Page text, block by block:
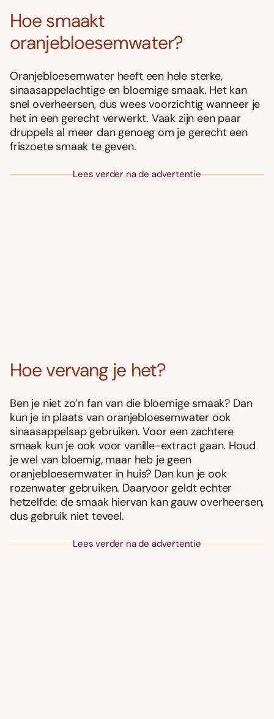
Hoe smaakt
oranjebloesemwater?
Oranjebloesemwater heeft een hele sterke,
sinaasappelachtige en bloemige smaak. Het kan
snel overheersen, dus wees voorzichtig wanneer je
het in een gerecht verwerkt. Vaak zijn een paar
druppels al meer dan genoeg om je gerecht een
friszoete smaak te geven.
Lees verder na de advertentie
Hoe vervang je het?
Ben je niet zo’n fan van die bloemige smaak? Dan
kun je in plaats van oranjebloesemwater ook
sinaasappelsap gebruiken. Voor een zachtere
smaak kun je ook voor vanille-extract gaan. Houd
je wel van bloemig, maar heb je geen
oranjebloesemwater in huis? Dan kun je ook
rozenwater gebruiken. Daarvoor geldt echter
hetzelfde: de smaak hiervan kan gauw overheersen,
dus gebruik niet teveel.
Lees verder na de advertentie